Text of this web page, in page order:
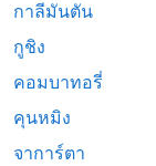
กาลีมันตัน
กูชิง
คอมบาทอรี่
คุนหมิง
จาการ์ตา